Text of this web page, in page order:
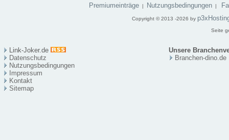
Premiumeinträge | Nutzungsbedingungen |
Copyright © 2013 -2026 by
Seite
Link-Joker.de
Unsere
Datenschutz
Nutzungsbedingungen
Impressum
Kontakt
Sitemap
Branchen-dino.de